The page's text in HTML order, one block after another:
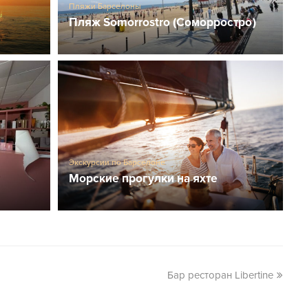
Пляжи Барселоны
Пляж Somorrostro (Соморростро)
Экскурсии по Барселоне
Морские прогулки на яхте
Бар ресторан Libertine